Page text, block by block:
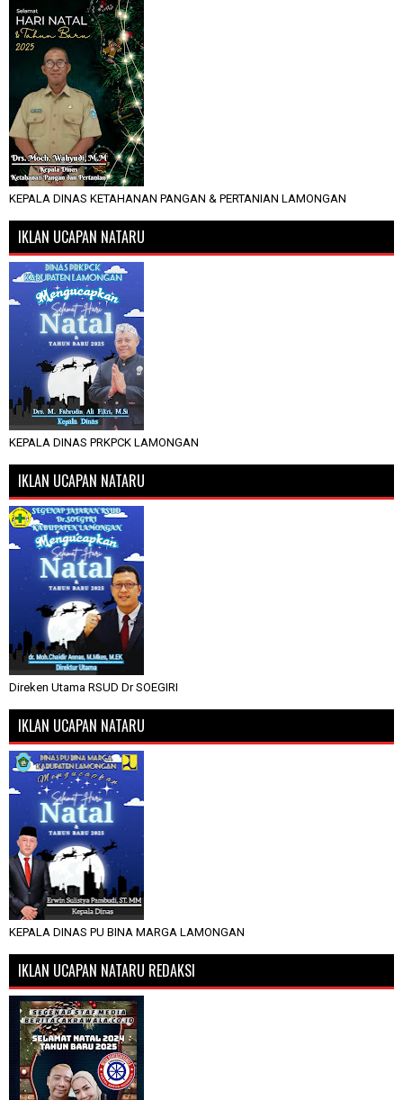
KEPALA DINAS KETAHANAN PANGAN & PERTANIAN LAMONGAN
IKLAN UCAPAN NATARU
KEPALA DINAS PRKPCK LAMONGAN
IKLAN UCAPAN NATARU
Direken Utama RSUD Dr SOEGIRI
IKLAN UCAPAN NATARU
KEPALA DINAS PU BINA MARGA LAMONGAN
IKLAN UCAPAN NATARU REDAKSI